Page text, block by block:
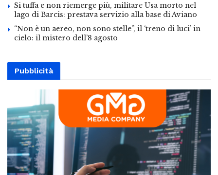
Si tuffa e non riemerge più, militare Usa morto nel
lago di Barcis: prestava servizio alla base di Aviano
“Non è un aereo, non sono stelle”, il ‘treno di luci’ in
cielo: il mistero dell’8 agosto
Pubblicità